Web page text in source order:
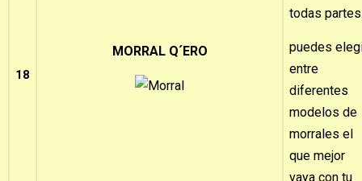
18
MORRAL Q´ERO
todas
puedes
entre
diferentes
modelos de
morrales el
que mejor
vaya con tu